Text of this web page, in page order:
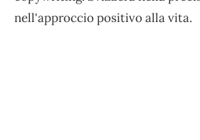
nell'approccio positivo alla vita.